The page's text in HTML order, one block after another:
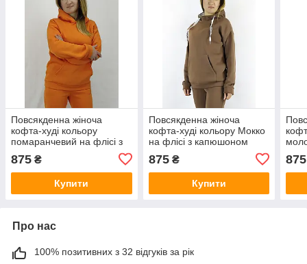
Повсякденна жіноча
кофта-худі кольору
помаранчевий на флісі з
кишенями
875 ₴
Купити
Повсякденна жіноча
кофта-худі кольору Мокко
на флісі з капюшоном
875₴
Купити
875
Про нас
100% позитивних з 32 відгуків за рік